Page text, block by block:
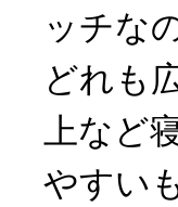
ッチな
どれも
上など
やすい